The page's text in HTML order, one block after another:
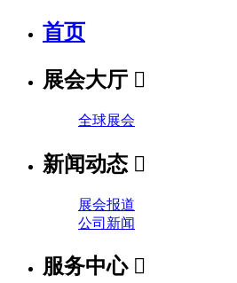
首页
展会大厅 
全球展会
新闻动态 
展会报道
公司新闻
服务中心 